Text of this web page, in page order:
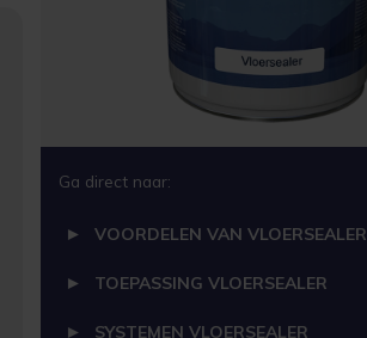
Ga direct naar:
VOORDELEN VAN VLOERSEALER
TOEPASSING VLOERSEALER
SYSTEMEN VLOERSEALER